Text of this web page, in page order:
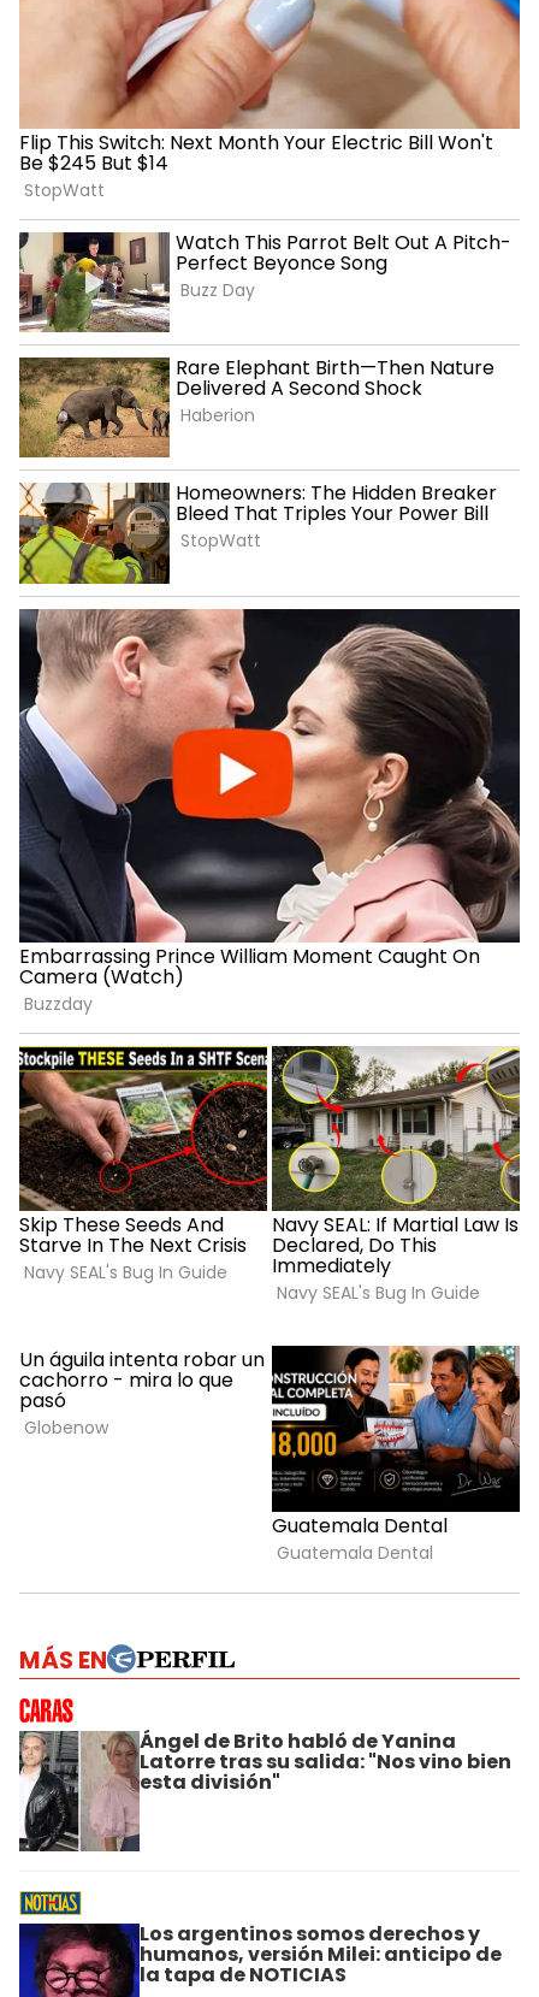
MÁS EN
Ángel de Brito habló de Yanina
Latorre tras su salida: "Nos vino bien
esta división"
Los argentinos somos derechos y
humanos, versión Milei: anticipo de
la tapa de NOTICIAS